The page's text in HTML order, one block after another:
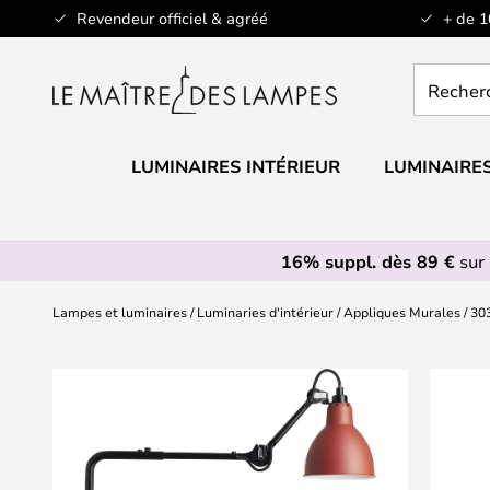
Revendeur officiel & agréé + de
Allez
au
un
LUMINAIRES INTÉRIEUR
16% suppl. dès 89 €sur
Lampes et luminaires Luminaries d'intérieur Appliques Murales